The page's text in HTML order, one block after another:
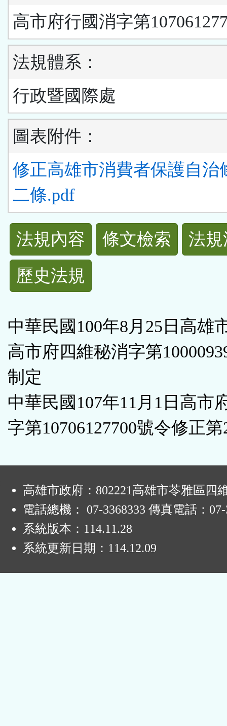
高市府行國消字第
法規體系：
行政暨國際處
圖表附件：
修正高雄市消費者保護自治
二條.pdf
法
規
功
按
鈕
區
法規內容 條文檢索
法
歷史法規
中華民國100年8月25日高雄
高市府四維秘消字第
制定
中華民國107年11月1日高市
字第10706127700號令修正
高雄市政府：802221高雄市苓雅區四
電話總機： 07-3368333 傳真電話：07-
系統版本： 114.11.28
系統更新日期： 114.12.09